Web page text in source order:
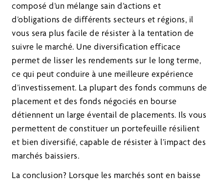
composé d’un mélange sain d’actions et
d’obligations de différents secteurs et régions, il
vous sera plus facile de résister à la tentation de
suivre le marché. Une diversification efficace
permet de lisser les rendements sur le long terme,
ce qui peut conduire à une meilleure expérience
d’investissement. La plupart des fonds communs de
placement et des fonds négociés en bourse
détiennent un large éventail de placements. Ils vous
permettent de constituer un portefeuille résilient
et bien diversifié, capable de résister à l’impact des
marchés baissiers.
La conclusion? Lorsque les marchés sont en baisse